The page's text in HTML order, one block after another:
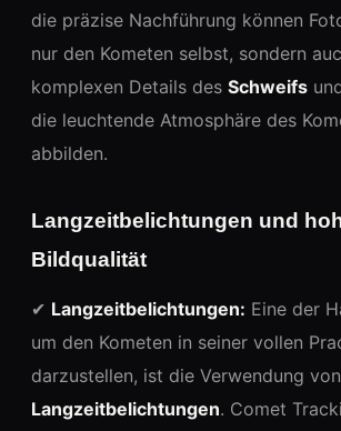
die präzise Nachführung können
nur den Kometen selbst, sondern
komplexen Details des Schweifs
die leuchtende Atmosphäre des
abbilden.
Langzeitbelichtungen und
Bildqualität
✔ Langzeitbelichtungen: Eine der
um den Kometen in seiner vollen
darzustellen, ist die Verwendung von
Langzeitbelichtungen. Comet